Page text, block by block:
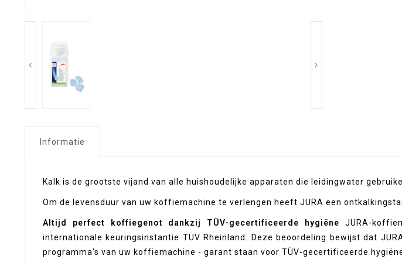
Informatie
Kalk is de grootste vijand van alle huishoudelijke apparaten die leidingwater
Om de levensduur van uw koffiemachine te verlengen heeft JURA een
Altijd perfect koffiegenot dankzij TÜV-gecertificeerde hygiëne JURA-
internationale keuringsinstantie TÜV Rheinland. Deze beoordeling bewijst dat
programma's van uw koffiemachine - garant staan voor TÜV-gecertificeerde